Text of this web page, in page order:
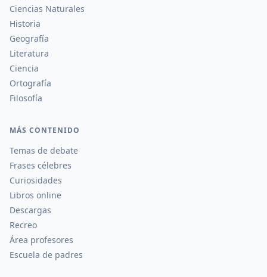
Ciencias Naturales
Historia
Geografía
Literatura
Ciencia
Ortografía
Filosofía
MÁS CONTENIDO
Temas de debate
Frases célebres
Curiosidades
Libros online
Descargas
Recreo
Área profesores
Escuela de padres